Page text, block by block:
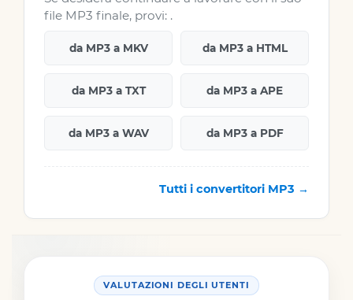
file MP3 finale, provi: .
da MP3 a MKV da MP3 a HTML
da MP3 a TXT da MP3 a APE
da MP3 a WAV da MP3 a PDF
Tutti i convertitori MP3 →
VALUTAZIONI DEGLI UTENTI